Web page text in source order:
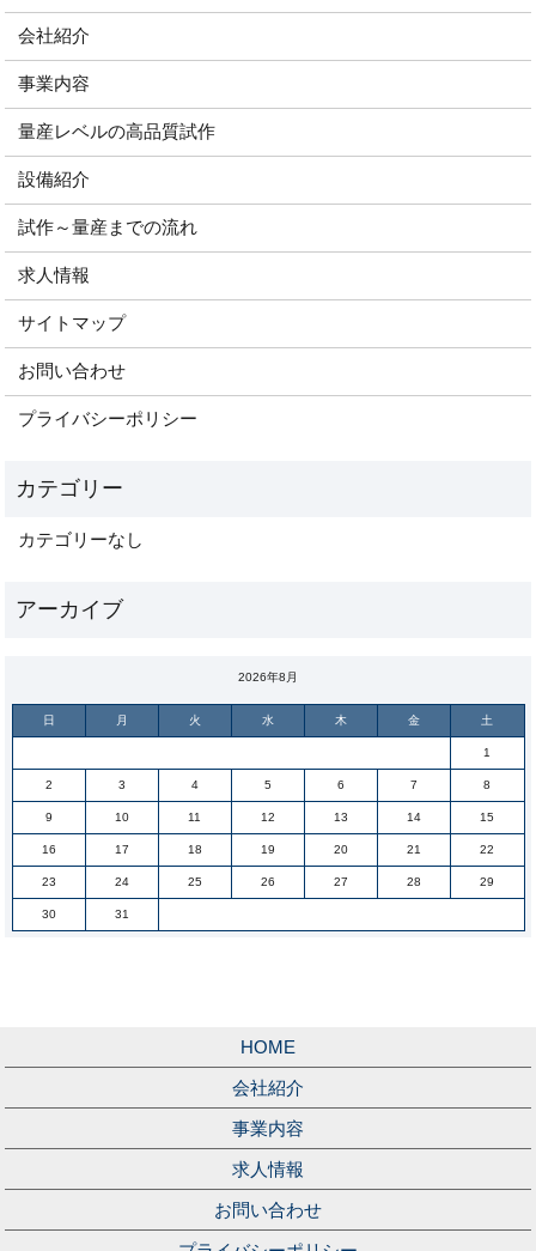
会社紹介
事業内容
量産レベルの高品質試作
設備紹介
試作～量産までの流れ
求人情報
サイトマップ
お問い合わせ
プライバシーポリシー
カテゴリーなし
2026年8月
日 月 火 水 木 金 土
1
2 3 4 5 6 7 8
9 10 11 12 13 14 15
16 17 18 19 20 21 22
23 24 25 26 27 28 29
30 31
HOME
会社紹介
事業内容
求人情報
お問い合わせ